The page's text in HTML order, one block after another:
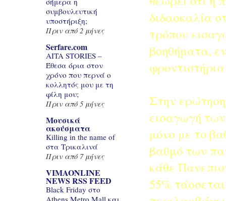
διδασκαλία
τρόπου
βοηθήματα,
Στην ερώτηση
εισαγωγή
μόνο με το
βαθμό των
κάθε
55%
συμβουλευτική
υποστήριξη;
Πριν από 2 μήνες
Serfare.com
AITA STORIES –
Έθεσα όρια στον
χρόνο που περνά ο
κολλητός μου με τη
φίλη μου;
Πριν από 5 μήνες
Μουσικά
ακούσματα
Killing in the name of
στα Τρικαλινά
Πριν από 7 μήνες
VIMAONLINE
NEWS RSS FEED
Black Friday στο
Athens Metro Mall και